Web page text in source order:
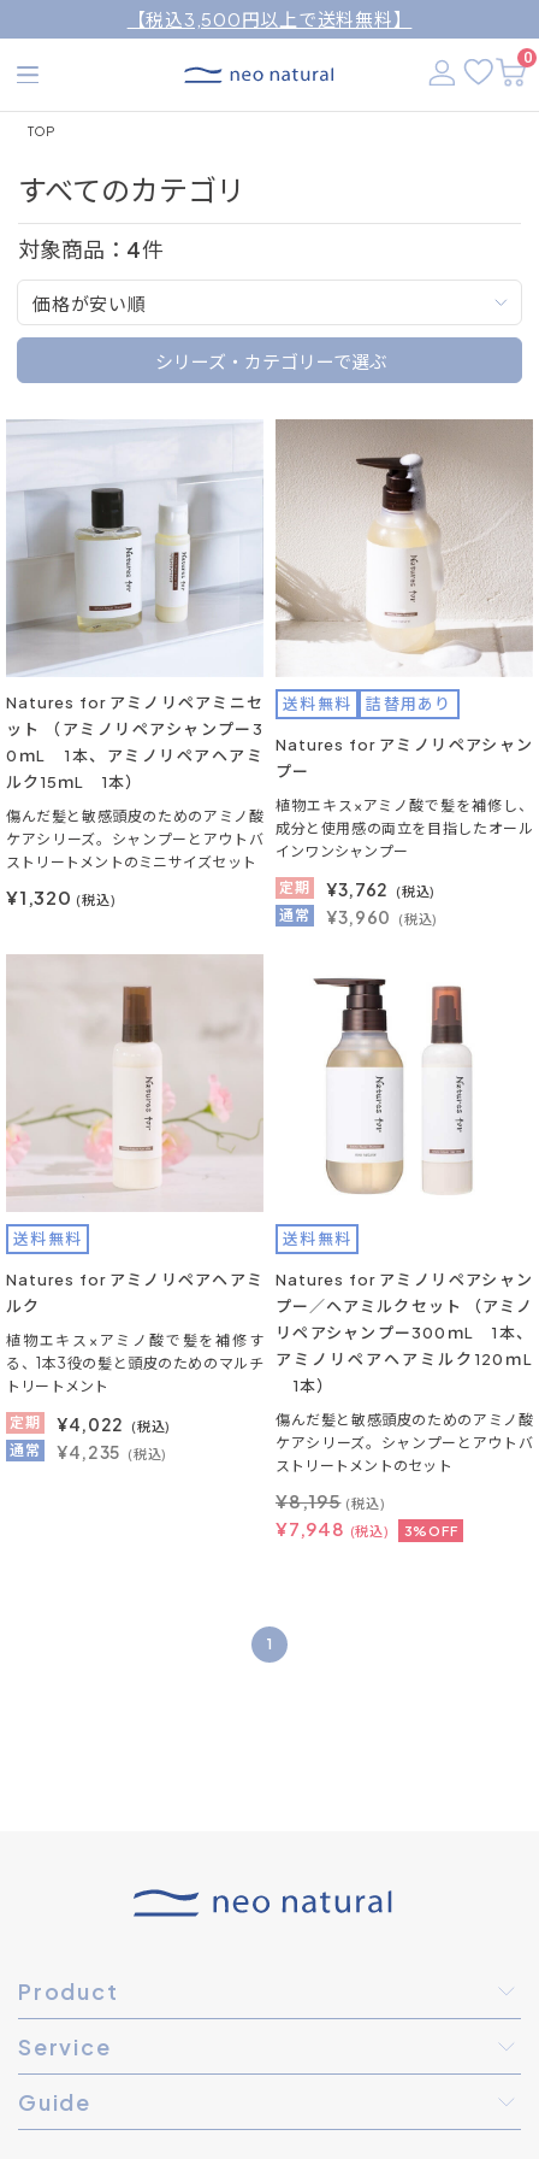
【税込3,500円以上で送料無料】
0
TOP
すべてのカテゴリ
対象商品： 4件
価格が安い順
シリーズ・カテゴリーで選ぶ
Natures for アミノリペアミニセ
ット （アミノリペアシャンプー3
0ｍL 1本、アミノリペアヘアミ
ルク15ｍL 1本）
傷んだ髪と敏感頭皮のためのアミノ酸
ケアシリーズ。シャンプーとアウトバ
ストリートメントのミニサイズセット
¥1,320 (税込)
送料無料 詰替用あり
Natures for アミノリペアシャン
プー
植物エキス×アミノ酸で髪を補修し、
成分と使用感の両立を目指したオール
インワンシャンプー
定期
¥3,762 (税込)
通常 ¥3,960 (税込)
送料無料
Natures for アミノリペアヘアミ
ルク
植物エキス×アミノ酸で髪を補修す
る、1本3役の髪と頭皮のためのマルチ
トリートメント
定期
¥4,022 (税込)
通常 ¥4,235 (税込)
送料無料
Natures for アミノリペアシャン
プー／ヘアミルクセット （アミノ
リペアシャンプー300ｍL 1本、
アミノリペアヘアミルク120ｍL
1本）
傷んだ髪と敏感頭皮のためのアミノ酸
ケアシリーズ。シャンプーとアウトバ
ストリートメントのセット
¥7,948 (税込) 3%OFF
¥8,195 (税込)
1
Product
Service
Guide